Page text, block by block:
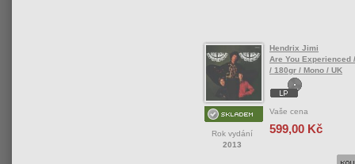
Rok vydání
2013
Hendrix Jimi
Are You Experienced
/ 180gr / Mono / UK
Vaše cena
599,00 Kč